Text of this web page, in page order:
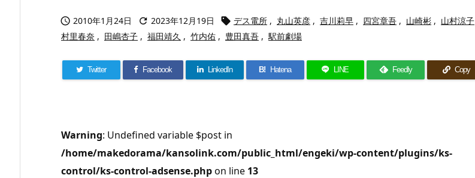
 2010年1月24日  2023年12月19日  デス電所 , 丸山英彦 , 吉川莉早 , 四宮章吾 , 山崎彬 , 山村涼子
村里春奈 , 田嶋杏子 , 福田靖久 , 竹内佑 , 豊田真吾 , 駅前劇場
Twitter Facebook LinkedIn B! Hatena LINE Feedly Copy
Warning: Undefined variable $post in
/home/makedorama/kansolink.com/public_html/engeki/wp-content/plugins/ks-
control/ks-control-adsense.phpon line 13